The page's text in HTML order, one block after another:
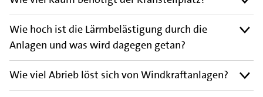
Wie hoch ist die Lärmbelästigung durch die
Anlagen und was wird dagegen getan?
Wie viel Abrieb löst sich von Windkraftanlagen?